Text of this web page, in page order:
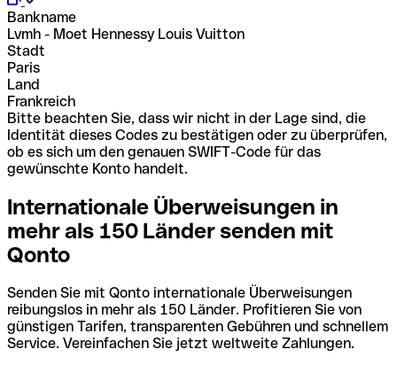
Bankname
Lvmh - Moet Hennessy Louis Vuitton
Stadt
Paris
Land
Frankreich
Bitte beachten Sie, dass wir nicht in der Lage sind, die
Identität dieses Codes zu bestätigen oder zu überprüfen,
ob es sich um den genauen SWIFT-Code für das
gewünschte Konto handelt.
Internationale Überweisungen in
mehr als 150 Länder senden mit
Qonto
Senden Sie mit Qonto internationale Überweisungen
reibungslos in mehr als 150 Länder. Profitieren Sie von
günstigen Tarifen, transparenten Gebühren und schnellem
Service. Vereinfachen Sie jetzt weltweite Zahlungen.